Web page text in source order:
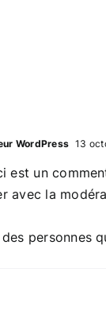
WordPress 13
est un
avec la
personnes